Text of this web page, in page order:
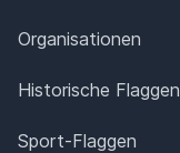
Organisationen
Historische Flaggen
Sport-Flaggen